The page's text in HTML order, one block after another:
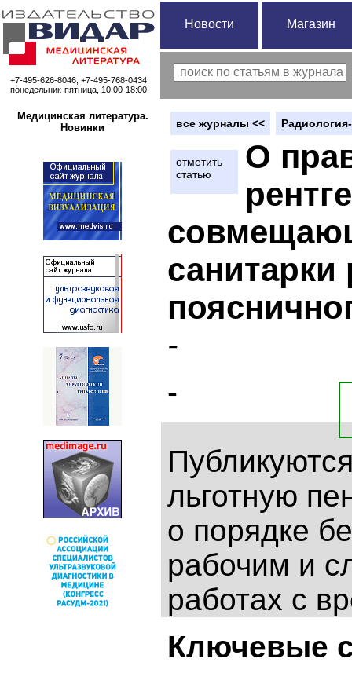
+7-495-626-8046, +7-495-768-0434
понедельник-пятница, 10:00-18:00
Новости Магазин
Медицинская литература.
Новинки
вce журналы <<
отметить
статью
О
санитарки
-
-
льготную
о порядке
рабочим и
работах с
Ключевые